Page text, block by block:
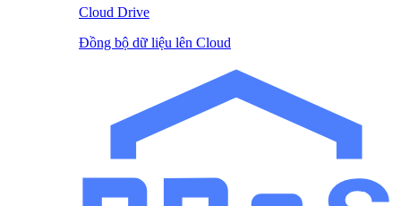
Cloud Drive
Đồng bộ dữ liệu lên Cloud